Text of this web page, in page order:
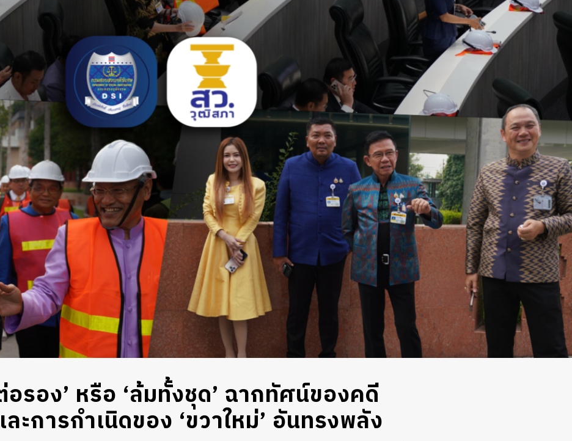
อรอง’ หรือ ‘ล้มทั้งชุด’ ฉากทัศน์ของคดี
ะการกำเนิดของ ‘ขวาใหม่’ อันทรงพลัง